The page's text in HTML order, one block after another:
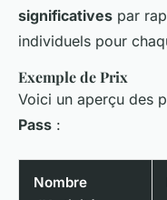
significatives par
individuels pour
Exemple de Prix
Voici un aperçu des
Pass :
Nombre